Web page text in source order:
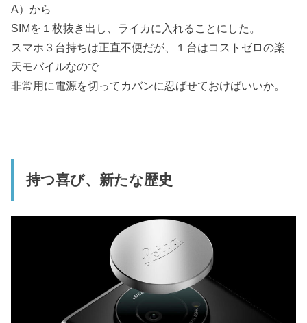
A）から
SIMを１枚抜き出し、ライカに入れることにした。
スマホ３台持ちは正直不便だが、１台はコストゼロの楽
天モバイルなので
非常用に電源を切ってカバンに忍ばせておけばいいか。
持つ喜び、新たな歴史